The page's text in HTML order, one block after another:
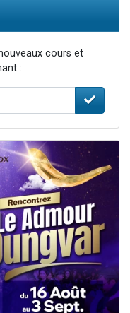
cours et
: